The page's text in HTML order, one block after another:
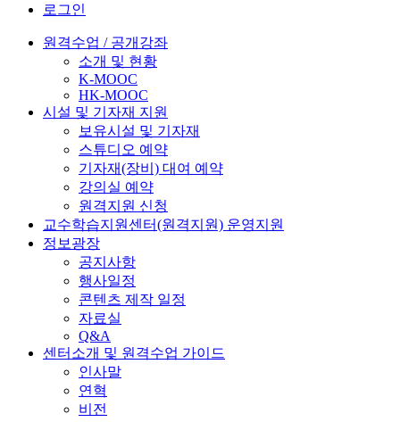
로그인
원격수업 / 공개강좌
소개 및 현황
K-MOOC
HK-MOOC
시설 및 기자재 지원
보유시설 및 기자재
스튜디오 예약
기자재(장비) 대여 예약
강의실 예약
원격지원 신청
교수학습지원센터(원격지원) 운영지원
정보광장
공지사항
행사일정
콘텐츠 제작 일정
자료실
Q&A
센터소개 및 원격수업 가이드
인사말
연혁
비전